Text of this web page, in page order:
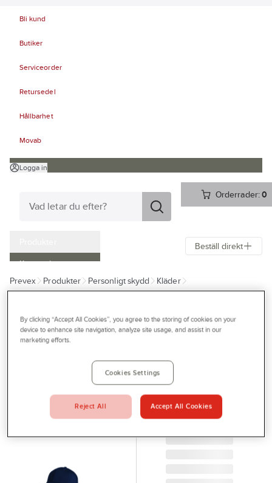
Bli kund
Butiker
Serviceorder
Retursedel
Hållbarhet
Movab
Logga in
Orderrader:0
Kampanjer
Outlet
Bli kund
Profilshop
Serviceverkstad
Företagsprofilering
Beställ direkt
Prevex Produkter Personligt skydd
Kläder
GTK
261 Falk
MARIN GTK
261-MARIN
932075
By clicking “Accept All Cookies”, you agree to the storing of cookies on your
device to enhance site navigation, analyze site usage, and assist in our
marketing efforts.
Cookies Settings
Reject All Accept All Cookies